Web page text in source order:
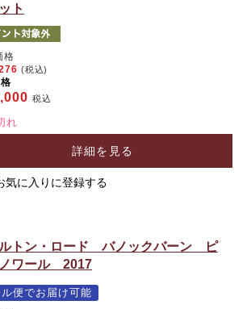
ト
格
(税込)
税込
れ
詳細を見る
気に入りに登録する
トン・ロード バノックバーン ピ
ノワール 2017
便でお届け可能